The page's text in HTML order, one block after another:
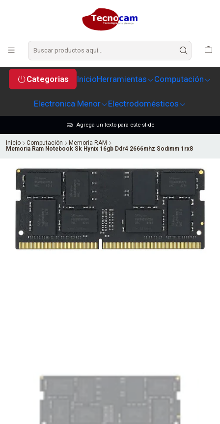
Categorias InicioHerramientas Computación
Electronica Menor Electrodomésticos
Agrega un texto para este slide
Inicio Computación
Memoria RAM
Memoria Ram Notebook Sk Hynix 16gb Ddr4 2666mhz Sodimm 1rx8